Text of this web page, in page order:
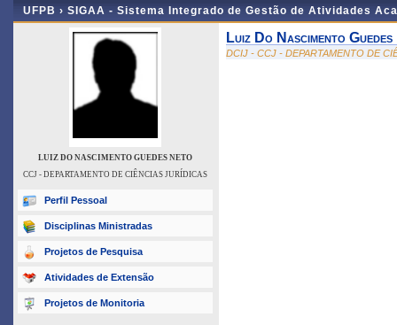
UFPB › SIGAA - Sistema Integrado de Gestão de Atividades
LUIZ DO NASCIMENTO GUEDES NETO
CCJ - DEPARTAMENTO DE CIÊNCIAS JURÍDICAS
Perfil Pessoal
Disciplinas Ministradas
Projetos de Pesquisa
Atividades de Extensão
Projetos de Monitoria
Luiz Do Nascimento
DCIJ - CCJ - DEPARTAMENTO DE